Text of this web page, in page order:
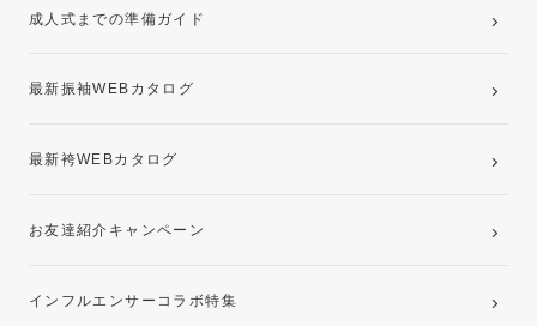
成人式までの準備ガイド
最新振袖WEBカタログ
最新袴WEBカタログ
お友達紹介キャンペーン
インフルエンサーコラボ特集